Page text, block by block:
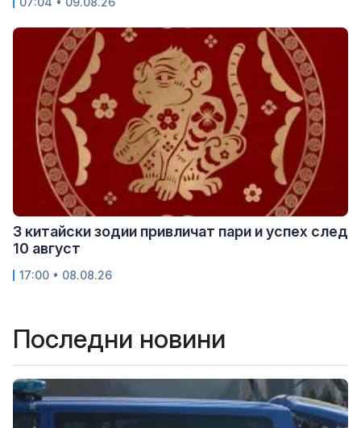
3 китайски зодии привличат пари и успех след
10 август
17:00 • 08.08.26
Последни новини